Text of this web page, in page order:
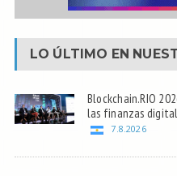
LO ÚLTIMO EN
Blockchain.RIO
las finanzas
7.8.2026